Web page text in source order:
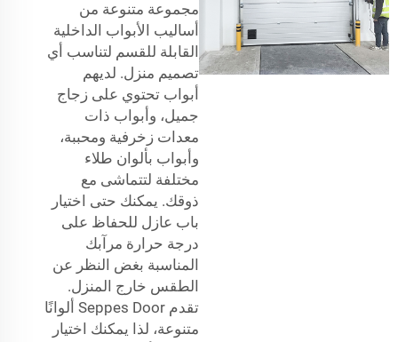
مجموعة متنوعة من
أساليب الأبواب الداخلية
القابلة للقسم لتناسب أي
تصميم منزل. لديهم
أبواب تحتوي على زجاج
جميل، وأبواب ذات
معدات زخرفية ومحببة،
وأبواب بألوان طلاء
مختلفة لتتماشى مع
ذوقك. يمكنك حتى اختيار
باب عازل للحفاظ على
درجة حرارة مرآبك
المناسبة بغض النظر عن
الطقس خارج المنزل.
تقدم Seppes Door ألوانًا
متنوعة، لذا يمكنك اختيار